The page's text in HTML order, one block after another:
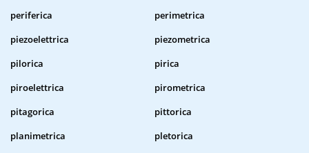
periferica
perimetrica
piezoelettrica
piezometrica
pilorica
pirica
piroelettrica
pirometrica
pitagorica
pittorica
planimetrica
pletorica